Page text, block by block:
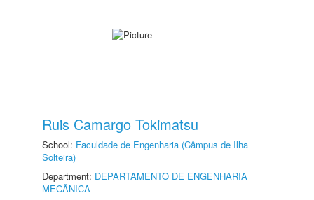
Ruis Camargo Tokimatsu
School: Faculdade de Engenharia (Câmpus de Ilha
Solteira)
Department: DEPARTAMENTO DE ENGENHARIA
MECÂNICA